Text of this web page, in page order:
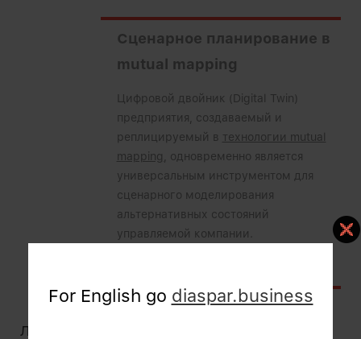
Сценарное планирование в
mutual mapping
Цифровой двойник (Digital Twin)
предприятия, создаваемый и
реплицируемый в технологии mutual
mapping , одновременно является
универсальным инструментом для
сценарного моделирования
альтернативных состояний
управляемой компании.
Любой поддающийся численной
For English go diaspar.business